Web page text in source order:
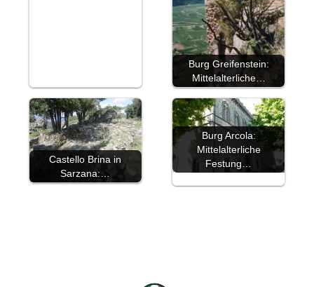
Burg Greifenstein:
Mittelalterliche…
Castello Brina in
Sarzana:…
Burg Arcola:
Mittelalterliche
Festung…